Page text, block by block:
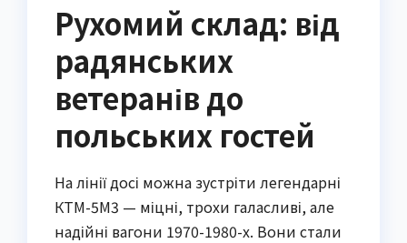
Рухомий склад: від
радянських
ветеранів до
польських гостей
На лінії досі можна зустріти легендарні
КТМ-5М3 — міцні, трохи галасливі, але
надійні вагони 1970-1980-х. Вони стали